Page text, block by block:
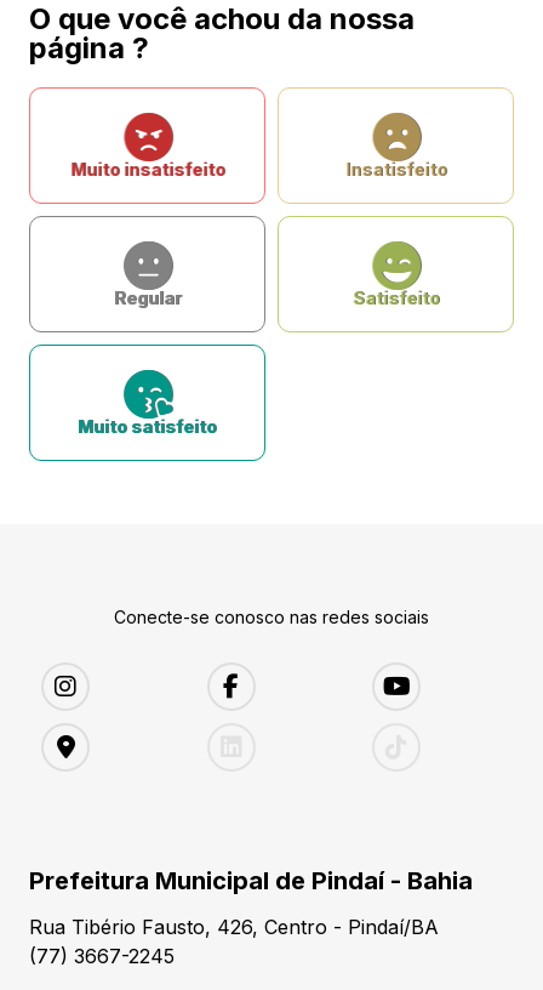
O que você achou da nossa
página ?
Muito insatisfeito Insatisfeito
Regular Satisfeito
Muito satisfeito
Conecte-se conosco nas redes sociais
Prefeitura Municipal de Pindaí - Bahia
Rua Tibério Fausto, 426, Centro - Pindaí/BA
(77) 3667-2245